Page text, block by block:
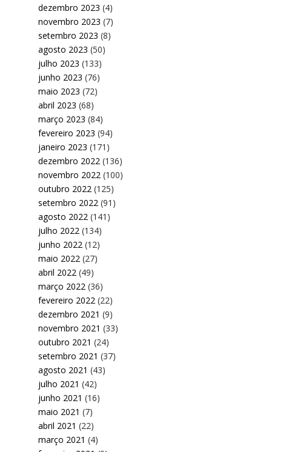
dezembro 2023 (4)
novembro 2023 (7)
setembro 2023 (8)
agosto 2023 (50)
julho 2023 (133)
junho 2023 (76)
maio 2023 (72)
abril 2023 (68)
março 2023 (84)
fevereiro 2023 (94)
janeiro 2023 (171)
dezembro 2022 (136)
novembro 2022 (100)
outubro 2022 (125)
setembro 2022 (91)
agosto 2022 (141)
julho 2022 (134)
junho 2022 (12)
maio 2022 (27)
abril 2022 (49)
março 2022 (36)
fevereiro 2022 (22)
dezembro 2021 (9)
novembro 2021 (33)
outubro 2021 (24)
setembro 2021 (37)
agosto 2021 (43)
julho 2021 (42)
junho 2021 (16)
maio 2021 (7)
abril 2021 (22)
março 2021 (4)